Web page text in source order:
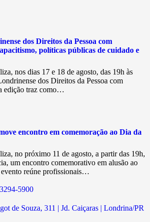
dos Direitos da Pessoa com
políticas públicas de cuidado e
nos dias 17 e 18 de agosto, das 19h às
dos Direitos da Pessoa com
edição traz como…
encontro em comemoração ao Dia da
no próximo 11 de agosto, a partir das 19h,
um encontro comemorativo em alusão ao
reúne profissionais…
5900
de Souza, 311 | Jd. Caiçaras | Londrina/PR